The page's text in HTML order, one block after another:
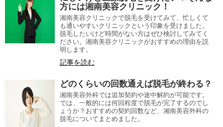
方には湘南美容クリニック！
湘南美容クリニックで脱毛を受けてみて、忙しくて
も通いやすいクリニックという印象を受けました。
脱毛したいけど時間がない方はぜひ検討してみてく
ださい。湘南美容クリニックがおすすめの理由を説
明します。
記事を読む
どのくらいの回数通えば脱毛が終わる？
湘南美容外科では追加契約や途中解約が可能です。
では、一般的には何回程度で脱毛が完了するのでし
ょうか？おすすめの契約回数など、湘南美容外科の
脱毛についてまとめました。